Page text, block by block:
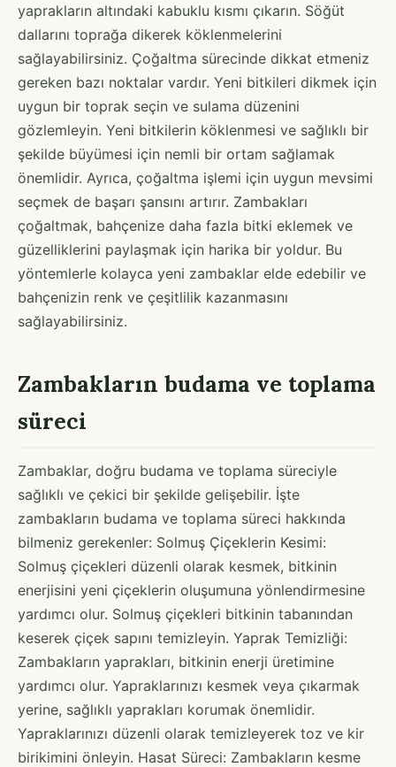
yaprakların altındaki kabuklu kısmı çıkarın. Söğüt
dallarını toprağa dikerek köklenmelerini
sağlayabilirsiniz. Çoğaltma sürecinde dikkat etmeniz
gereken bazı noktalar vardır. Yeni bitkileri dikmek için
uygun bir toprak seçin ve sulama düzenini
gözlemleyin. Yeni bitkilerin köklenmesi ve sağlıklı bir
şekilde büyümesi için nemli bir ortam sağlamak
önemlidir. Ayrıca, çoğaltma işlemi için uygun mevsimi
seçmek de başarı şansını artırır. Zambakları
çoğaltmak, bahçenize daha fazla bitki eklemek ve
güzelliklerini paylaşmak için harika bir yoldur. Bu
yöntemlerle kolayca yeni zambaklar elde edebilir ve
bahçenizin renk ve çeşitlilik kazanmasını
sağlayabilirsiniz.
Zambakların budama ve toplama
süreci
Zambaklar, doğru budama ve toplama süreciyle
sağlıklı ve çekici bir şekilde gelişebilir. İşte
zambakların budama ve toplama süreci hakkında
bilmeniz gerekenler: Solmuş Çiçeklerin Kesimi:
Solmuş çiçekleri düzenli olarak kesmek, bitkinin
enerjisini yeni çiçeklerin oluşumuna yönlendirmesine
yardımcı olur. Solmuş çiçekleri bitkinin tabanından
keserek çiçek sapını temizleyin. Yaprak Temizliği:
Zambakların yaprakları, bitkinin enerji üretimine
yardımcı olur. Yapraklarınızı kesmek veya çıkarmak
yerine, sağlıklı yaprakları korumak önemlidir.
Yapraklarınızı düzenli olarak temizleyerek toz ve kir
birikimini önleyin. Hasat Süreci: Zambakların kesme